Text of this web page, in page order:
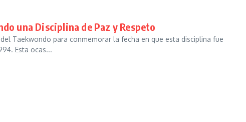
una Disciplina de Paz y Respeto
Taekwondo para conmemorar la fecha en que esta disciplina fue
Esta ocas...